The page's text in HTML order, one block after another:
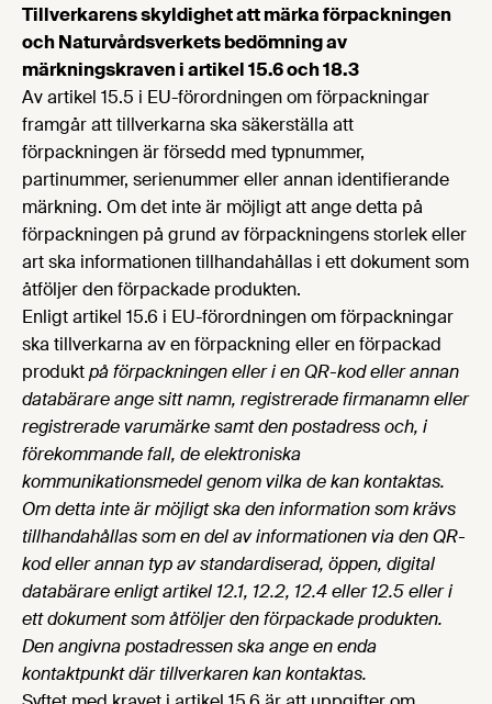
Tillverkarens skyldighet att märka förpackningen
och Naturvårdsverkets bedömning av
märkningskraven i artikel 15.6 och 18.3
Av artikel 15.5 i EU-förordningen om förpackningar
framgår att tillverkarna ska säkerställa att
förpackningen är försedd med typnummer,
partinummer, serienummer eller annan identifierande
märkning. Om det inte är möjligt att ange detta på
förpackningen på grund av förpackningens storlek eller
art ska informationen tillhandahållas i ett dokument som
åtföljer den förpackade produkten.
Enligt artikel 15.6 i EU-förordningen om förpackningar
ska tillverkarna av en förpackning eller en förpackad
produktpå förpackningen eller i en QR-kod eller annan
databärare ange sitt namn, registrerade firmanamn eller
registrerade varumärke samt den postadress och, i
förekommande fall, de elektroniska
kommunikationsmedel genom vilka de kan kontaktas.
Om detta inte är möjligt ska den information som krävs
tillhandahållas som en del av informationen via den QR-
kod eller annan typ av standardiserad, öppen, digital
databärare enligt artikel 12.1, 12.2, 12.4 eller 12.5 eller i
ett dokument som åtföljer den förpackade produkten.
Den angivna postadressen ska ange en enda
kontaktpunkt där tillverkaren kan kontaktas.